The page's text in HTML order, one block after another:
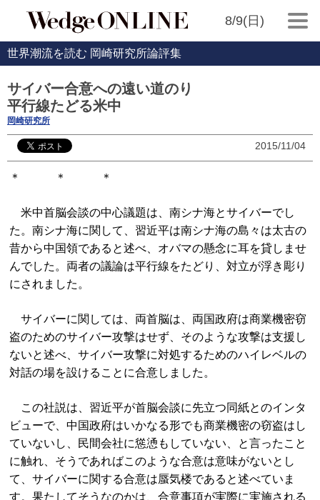
8/9(日)
世界潮流を読む 岡崎研究所論評集
サイバー合意への遠い道のり
平行線たどる米中
岡崎研究所
2015/11/04
＊ ＊ ＊
米中首脳会談の中心議題は、南シナ海とサイバーでし
た。南シナ海に関して、習近平は南シナ海の島々は太古の
昔から中国領であると述べ、オバマの懸念に耳を貸しませ
んでした。両者の議論は平行線をたどり、対立が浮き彫り
にされました。
サイバーに関しては、両首脳は、両国政府は商業機密窃
盗のためのサイバー攻撃はせず、そのような攻撃は支援し
ないと述べ、サイバー攻撃に対処するためのハイレベルの
対話の場を設けることに合意しました。
この社説は、習近平が首脳会談に先立つ同紙とのインタ
ビューで、中国政府はいかなる形でも商業機密の窃盗はし
ていないし、民間会社に慫慂もしていない、と言ったこと
に触れ、そうであればこのような合意は意味がないとし
て、サイバーに関する合意は蜃気楼であると述べていま
す。果たしてそうなのかは、合意事項が実際に実施される